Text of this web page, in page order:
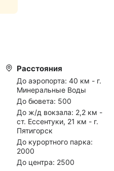
Расстояния
До аэропорта: 40 км - г.
Минеральные Воды
До бювета: 500
До ж/д вокзала: 2,2 км -
ст. Ессентуки, 21 км - г.
Пятигорск
До курортного парка:
2000
До центра: 2500